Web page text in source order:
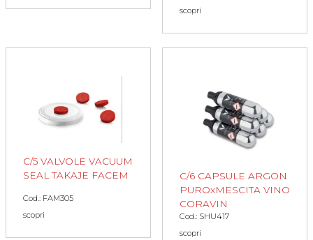
scopri
C/5 VALVOLE VACUUM
SEAL TAKAJE FACEM
Cod.: FAM305
scopri
C/6 CAPSULE ARGON
PUROxMESCITA VINO
CORAVIN
Cod.: SHU417
scopri